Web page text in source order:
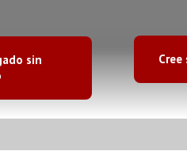
sin
Cree